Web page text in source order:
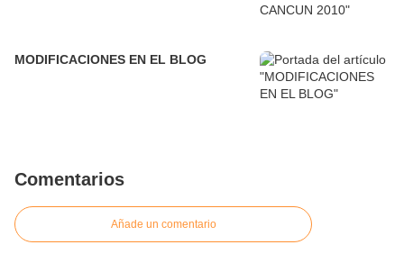
MODIFICACIONES EN EL BLOG
Comentarios
Añade un comentario